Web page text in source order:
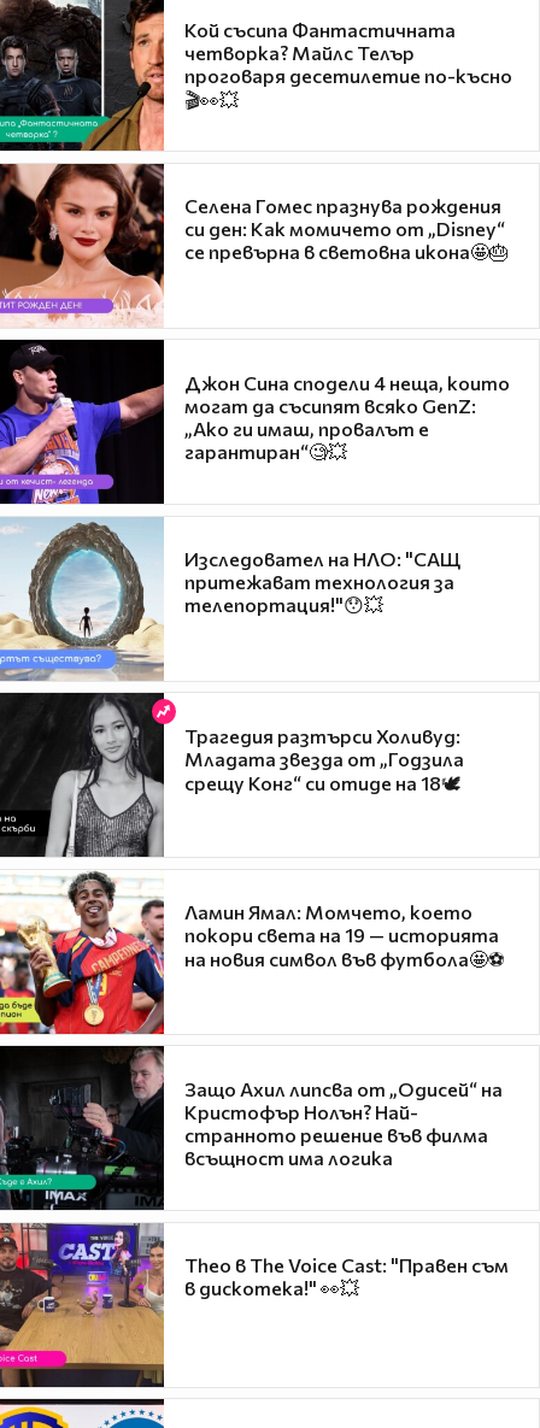
Кой съсипа Фантастичната
четворка? Майлс Телър
проговаря десетилетие по-късно
🎬👀💥
Селена Гомес празнува рождения
си ден: Как момичето от „Disney“
се превърна в световна икона🤩🎂
Джон Сина сподели 4 неща, които
могат да съсипят всяко GenZ:
„Ако ги имаш, провалът е
гарантиран“🧐💥
Изследовател на НЛО: "САЩ
притежават технология за
телепортация!"😯💥
Трагедия разтърси Холивуд:
Младата звезда от „Годзила
срещу Конг“ си отиде на 18🕊️
Ламин Ямал: Момчето, което
покори света на 19 — историята
на новия символ във футбола🤩⚽
Защо Ахил липсва от „Одисей“ на
Кристофър Нолън? Най-
странното решение във филма
всъщност има логика
Theo в The Voice Cast: "Правен съм
в дискотека!" 👀💥